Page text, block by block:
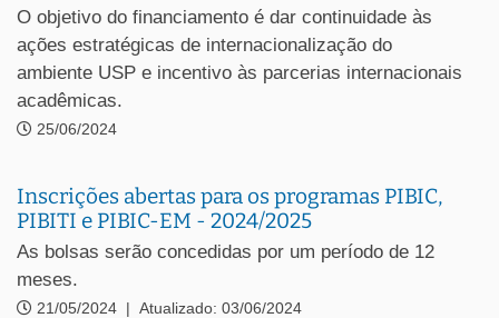
O objetivo do financiamento é dar continuidade às
ações estratégicas de internacionalização do
ambiente USP e incentivo às parcerias internacionais
acadêmicas.
25/06/2024
Inscrições abertas para os programas PIBIC,
PIBITI e PIBIC-EM - 2024/2025
As bolsas serão concedidas por um período de 12
meses.
21/05/2024 Atualizado: 03/06/2024